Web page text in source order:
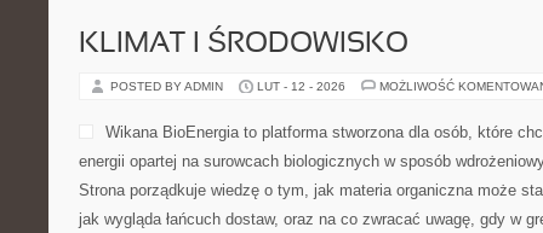
KLIMAT I ŚRODOWISKO
POSTED BY ADMIN LUT - 12 - 2026 MOŻLIWOŚĆ
Wikana BioEnergia to platforma stworzona dla osób, które
energii opartej na surowcach biologicznych w sposób
Strona porządkuje wiedzę o tym, jak materia organiczna może
jak wygląda łańcuch dostaw, oraz na co zwracać uwagę, gdy w